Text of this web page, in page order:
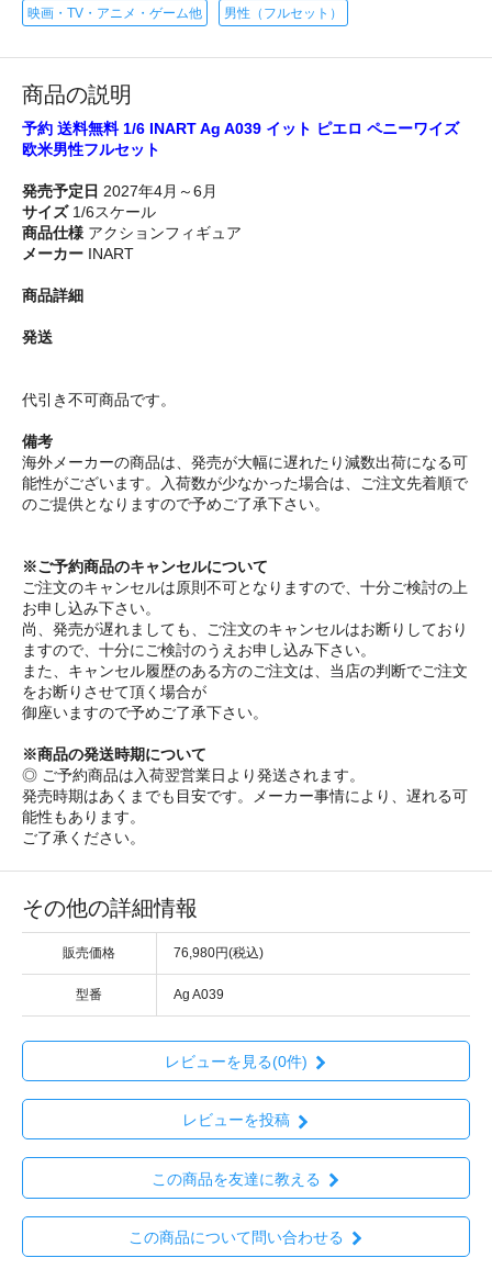
映画・TV・アニメ・ゲーム他 男性（フルセット）
商品の説明
予約 送料無料 1/6 INART Ag A039 イット ピエロ ペニーワイズ
欧米男性フルセット
発売予定日 2027年4月～6月
サイズ1/6スケール
商品仕様 アクションフィギュア
メーカー INART
商品詳細
発送
代引き不可商品です。
備考
海外メーカーの商品は、発売が大幅に遅れたり減数出荷になる可
能性がございます。入荷数が少なかった場合は、ご注文先着順で
のご提供となりますので予めご了承下さい。
※ご予約商品のキャンセルについて
ご注文のキャンセルは原則不可となりますので、十分ご検討の上
お申し込み下さい。
尚、発売が遅れましても、ご注文のキャンセルはお断りしており
ますので、十分にご検討のうえお申し込み下さい。
また、キャンセル履歴のある方のご注文は、当店の判断でご注文
をお断りさせて頂く場合が
御座いますので予めご了承下さい。
※商品の発送時期について
◎ ご予約商品は入荷翌営業日より発送されます。
発売時期はあくまでも目安です。メーカー事情により、遅れる可
能性もあります。
ご了承ください。
その他の詳細情報
販売価格 76,980円(税込)
型番 Ag A039
レビューを見る(0件)
レビューを投稿
この商品を友達に教える
この商品について問い合わせる